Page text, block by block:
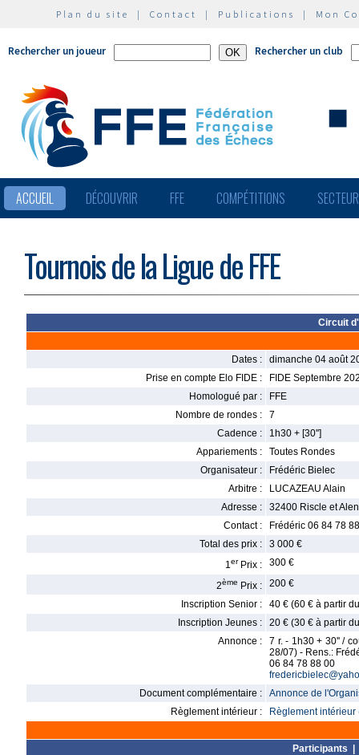
Plan du site | Contact | Publications | Mon
Rechercher un joueur Rechercher un club
ACCUEIL DÉCOUVRIR FFE COMPÉTITIONS
Tournois de la Ligue de FFE
Circuit
Dates :
dimanche 04 août
Prise en compte Elo FIDE :
FIDE Septembre
Homologué par :
FFE
Nombre de rondes :
7
Cadence :
1h30 + [30'']
Appariements :
Toutes Rondes
Organisateur :
Frédéric Bielec
Arbitre :
LUCAZEAU Alain
Adresse :
32400 Riscle et
Contact :
Frédéric 06 84 78
Total des prix :
3 000 €
1er Prix : 300 €
2ème Prix :
200 €
Inscription Senior :
40 € (60 € à partir
Inscription Jeunes :
20 € (30 € à partir
Annonce :
7 r. - 1h30 + 30'' /
28/07) - Rens.:
06 84 78 88 00
Document complémentaire :
Annonce de
Règlement intérieur :
Règlement intérieur
Participants